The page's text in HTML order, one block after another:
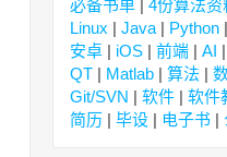
必备书单 | 4份算法资
Linux | Java | Python |
安卓 | iOS | 前端 | AI |
QT | Matlab | 算法 |
Git/SVN | 软件 | 软件
简历 | 毕设 | 电子书 |